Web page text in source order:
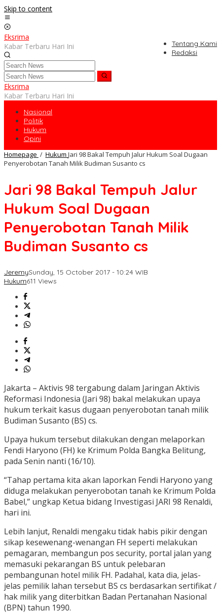
Skip to content
Tentang Kami
Redaksi
Eksrima
Kabar Terbaru Hari Ini
Eksrima
Kabar Terbaru Hari Ini
Nasional
Politik
Hukum
Opini
Homepage / Hukum Jari 98 Bakal Tempuh Jalur Hukum Soal Dugaan
Penyerobotan Tanah Milik Budiman Susanto cs
Jari 98 Bakal Tempuh Jalur
Hukum Soal Dugaan
Penyerobotan Tanah Milik
Budiman Susanto cs
JeremySunday, 15 October 2017 - 10:24 WIB
Hukum611 Views
Jakarta – Aktivis 98 tergabung dalam Jaringan Aktivis
Reformasi Indonesia (Jari 98) bakal melakukan upaya
hukum terkait kasus dugaan penyerobotan tanah milik
Budiman Susanto (BS) cs.
Upaya hukum tersebut dilakukan dengan melaporkan
Fendi Haryono (FH) ke Krimum Polda Bangka Belitung,
pada Senin nanti (16/10).
“Tahap pertama kita akan laporkan Fendi Haryono yang
diduga melakukan penyerobotan tanah ke Krimum Polda
Babel,” ungkap Ketua bidang Investigasi JARI 98 Renaldi,
hari ini.
Lebih lanjut, Renaldi mengaku tidak habis pikir dengan
sikap kesewenang-wenangan FH seperti melakukan
pemagaran, membangun pos security, portal jalan yang
memasuki pekarangan BS untuk pelebaran
pembangunan hotel milik FH. Padahal, kata dia, jelas-
jelas pemilik lahan tersebut BS cs berdasarkan sertifikat /
hak milik yang diterbitkan Badan Pertanahan Nasional
(BPN) tahun 1990.